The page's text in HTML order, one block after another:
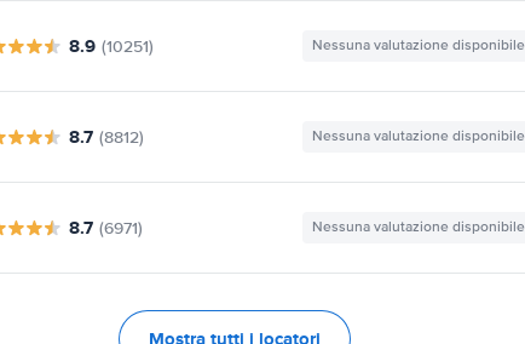
8.9 (10251) Nessuna valutazione disponibile
8.7 (8812) Nessuna valutazione disponibile
8.7 (6971) Nessuna valutazione disponibile